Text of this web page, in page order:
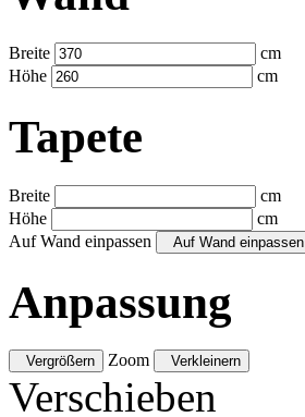
Breite
cm
Höhe
cm
Tapete
Breite
cm
Höhe
cm
Auf Wand einpassen
Auf Wand einpassen
Anpassung
Vergrößern Zoom Verkleinern
Verschieben